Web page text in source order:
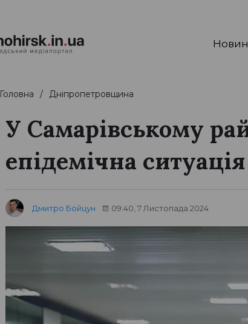
Головна Дніпропетровщина
У Самарівському
епідемічна
Дмитро Бойцун 09:40, 7 Листопада 2024